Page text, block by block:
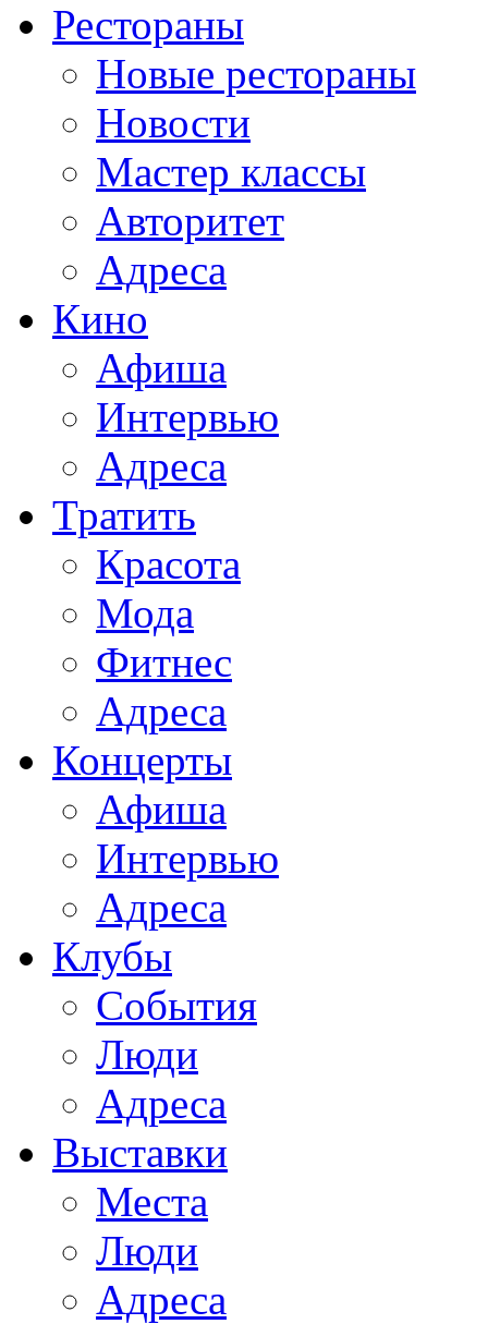
Рестораны
Новые рестораны
Новости
Мастер классы
Авторитет
Адреса
Кино
Афиша
Интервью
Адреса
Тратить
Красота
Мода
Фитнес
Адреса
Концерты
Афиша
Интервью
Адреса
Клубы
События
Люди
Адреса
Выставки
Места
Люди
Адреса